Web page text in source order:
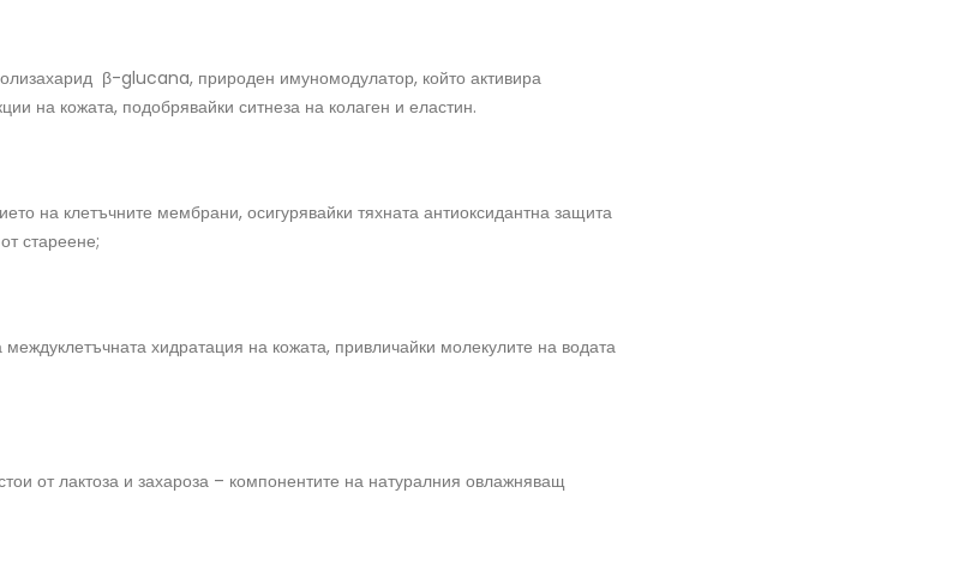
β-glucana, природен имуномодулатор, който активира
на кожата, подобрявайки ситнеза на колаген и еластин.
на клетъчните мембрани, осигурявайки тяхната антиоксидантна защита
стареене;
хидратация на кожата, привличайки молекулите на водата
от лактоза и захароза – компонентите на натуралния овлажняващ